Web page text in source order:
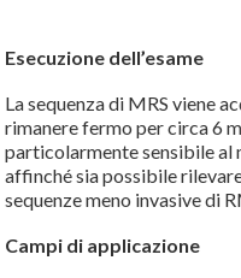
Esecuzione dell’esame
La sequenza di MRS viene
rimanere fermo per circa 6
particolarmente sensibile al
affinché sia possibile
sequenze meno invasive di
Campi di applicazione